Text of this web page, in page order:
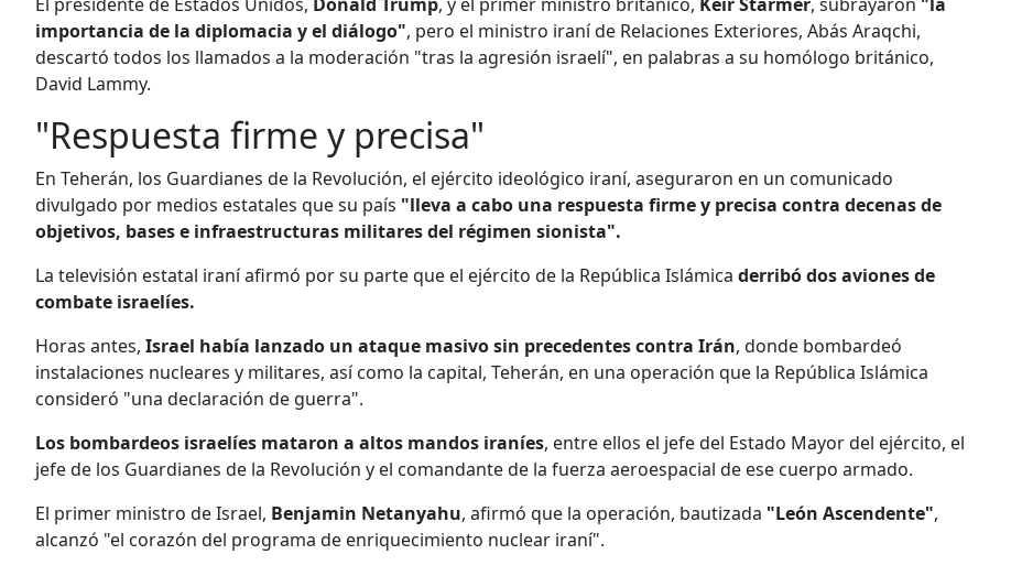
El presidente de Estados Unidos, Donald Trump, y el primer ministro británico, Keir Starmer, subrayaron "la
importancia de la diplomacia y el diálogo", pero el ministro iraní de Relaciones Exteriores, Abás Araqchi,
descartó todos los llamados a la moderación "tras la agresión israelí", en palabras a su homólogo británico,
David Lammy.
"Respuesta firme y precisa"
En Teherán, los Guardianes de la Revolución, el ejército ideológico iraní, aseguraron en un comunicado
divulgado por medios estatales que su país "lleva a cabo una respuesta firme y precisa contra decenas de
objetivos, bases e infraestructuras militares del régimen sionista".
La televisión estatal iraní afirmó por su parte que el ejército de la República Islámica derribó dos aviones de
combate israelíes.
Horas antes, Israel había lanzado un ataque masivo sin precedentes contra Irán, donde bombardeó
instalaciones nucleares y militares, así como la capital, Teherán, en una operación que la República Islámica
consideró "una declaración de guerra".
Los bombardeos israelíes mataron a altos mandos iraníes, entre ellos el jefe del Estado Mayor del ejército, el
jefe de los Guardianes de la Revolución y el comandante de la fuerza aeroespacial de ese cuerpo armado.
El primer ministro de Israel, Benjamin Netanyahu, afirmó que la operación, bautizada "León Ascendente",
alcanzó "el corazón del programa de enriquecimiento nuclear iraní".